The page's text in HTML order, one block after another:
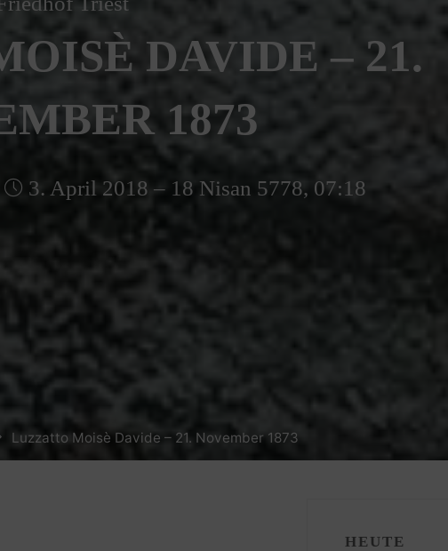
DAVIDE – 21.
1873
3. April 2018 – 18 Nisan 5778, 07:18
Luzzatto Moisè Davide – 21. November 1873
HEUTE